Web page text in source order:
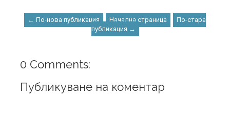
← По-нова публикация Начална страница
По-стара
публикация →
0 Comments:
Публикуване на коментар